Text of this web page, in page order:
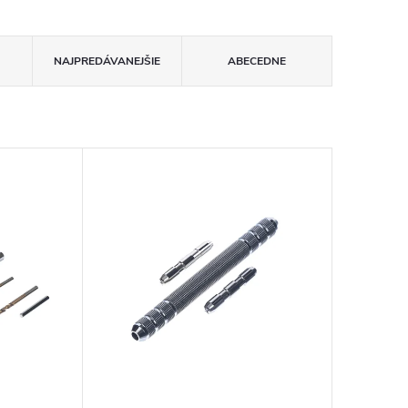
NAJPREDÁVANEJŠIE ABECEDNE